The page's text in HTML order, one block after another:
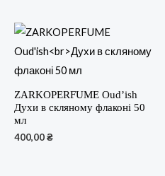
ZARKOPERFUME Oud’ish
Духи в скляному флаконі 50
мл
400,00₴